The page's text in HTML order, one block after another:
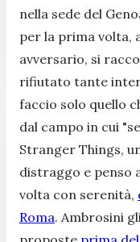
nella sede del
per la prima volta,
avversario, si
rifiutato tante
faccio solo quello
dal campo in cui "
Stranger Things,
distraggo e penso
volta con serenità,
Roma. Ambrosini